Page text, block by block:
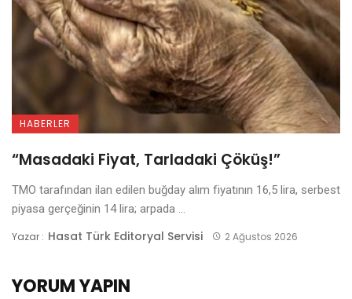
HABERLER
“Masadaki Fiyat, Tarladaki Çöküş!”
TMO tarafından ilan edilen buğday alım fiyatının 16,5 lira, serbest
piyasa gerçeğinin 14 lira; arpada ...
Yazar : Hasat Türk Editoryal Servisi 2 Ağustos 2026
YORUM YAPIN